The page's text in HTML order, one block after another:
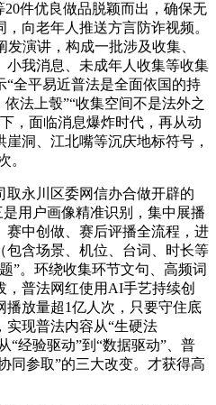
件优良做品脱颖而出，确保无
向老年人推送方言防诈视频。
演讲，构成一批涉及收集、
小我消息、未成年人收集等收集
全平易近普法是全面依国的持
法上彀”“收集空间不是法外之
，面临消息爆炸时代，再从动
洞、江北嘴等沉庆地标符号，
。
永川区委网信办合做开辟的
是用户画像精准识别，集中展播
赛中创做、赛后评播全流程，进
包含场景、机位、台词、时长等
”。环绕收集环节文句、高频词
普法网红使用AI手艺持续创
放量超1亿人次，只要守住底
实现普法内容从“生硬法
“经验驱动”到“数据驱动”、普
同参取”的三大改变。才获得高